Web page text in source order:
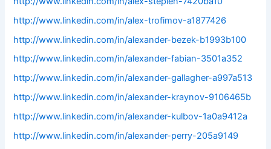
http://www.linkedin.com/in/alex-trofimov-a1877426
http://www.linkedin.com/in/alexander-bezek-b1993b100
http://www.linkedin.com/in/alexander-fabian-3501a352
http://www.linkedin.com/in/alexander-gallagher-a997a513
http://www.linkedin.com/in/alexander-kraynov-9106465b
http://www.linkedin.com/in/alexander-kulbov-1a0a9412a
http://www.linkedin.com/in/alexander-perry-205a9149